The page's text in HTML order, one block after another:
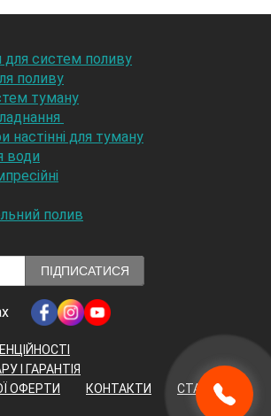
для систем поливу
поливу
туману
настінні для туману
води
полив
ПІДПИСАТИСЯ
І ГАРАНТІЯ
ОФЕРТИ
КОНТАКТИ
СТАТТІ